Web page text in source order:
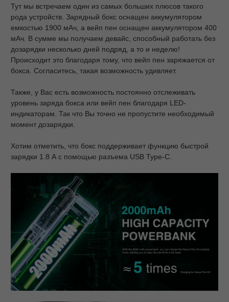
Тут мы встречаем один из самых больших плюсов такого
рода устройств. Зарядный бокс оснащен аккумулятором
емкостью 1900 мАч, а вейп пен оснащен аккумулятором 400
мАч. В сумме мы получаем девайс, способный работать без
дозарядки несколько дней подряд, а то и неделю!
Происходит это благодаря тому, что вейп пен заряжается от
бокса. Согласитесь, такая возможность удивляет.
Также, у Вас есть возможность постоянно отслеживать
уровень заряда бокса или вейп пен благодаря LED-
индикаторам. Так что Вы точно не пропустите необходимый
момент дозарядки.
Хотим отметить, что бокс поддерживает функцию быстрой
зарядки 1.8 А с помощью разъема USB Type-C.